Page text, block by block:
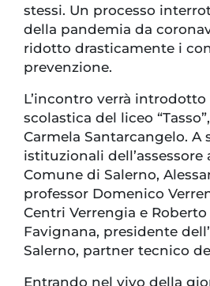
stessi. Un processo
della pandemia da
ridotto drasticamente i
prevenzione.
L’incontro verrà
scolastica del liceo
Carmela Santarcangelo. A
istituzionali dell’assessore
Comune di Salerno,
professor Domenico
Centri Verrengia e
Favignana, presidente
Salerno, partner tecnico
Entrando nel vivo della